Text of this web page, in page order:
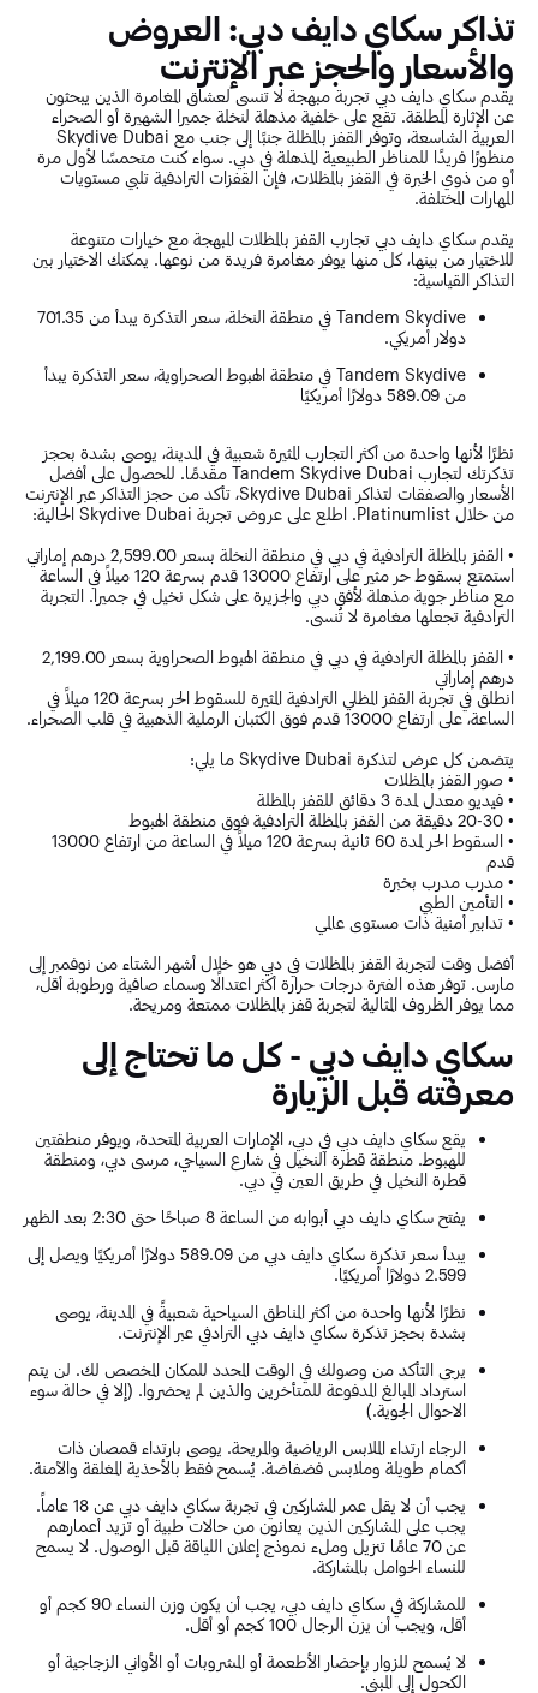
تذاكر سكاي دايف دبي: العروض
والأسعار والحجز عبر الإنترنت
يقدم سكاي دايف دبي تجربة مبهجة لا تنسى لعشاق المغامرة الذين يبحثون
عن الإثارة المطلقة. تقع على خلفية مذهلة لنخلة جميرا الشهيرة أو الصحراء
العربية الشاسعة، وتوفر القفز بالمظلة جنبًا إلى جنب مع Skydive Dubai
منظورًا فريدًا للمناظر الطبيعية المذهلة في دبي. سواء كنت متحمسًا لأول مرة
أو من ذوي الخبرة في القفز بالمظلات، فإن القفزات الترادفية تلبي مستويات
المهارات المختلفة.
يقدم سكاي دايف دبي تجارب القفز بالمظلات المبهجة مع خيارات متنوعة
للاختيار من بينها، كل منها يوفر مغامرة فريدة من نوعها. يمكنك الاختيار بين
التذاكر القياسية:
Tandem Skydive في منطقة النخلة، سعر التذكرة يبدأ من 701.35
دولار أمريكي.
Tandem Skydive في منطقة الهبوط الصحراوية، سعر التذكرة يبدأ
من 589.09 دولارًا أمريكيًا
نظرًا لأنها واحدة من أكثر التجارب المثيرة شعبية في المدينة، يوصى بشدة بحجز
تذكرتك لتجارب Tandem Skydive Dubai مقدمًا. للحصول على أفضل
الأسعار والصفقات لتذاكر Skydive Dubai، تأكد من حجز التذاكر عبر الإنترنت
من خلال Platinumlist. اطلع على عروض تجربة Skydive Dubai الحالية:
• القفز بالمظلة الترادفية في دبي في منطقة النخلة بسعر 2,599.00 درهم إماراتي
استمتع بسقوط حر مثير على ارتفاع 13000 قدم بسرعة 120 ميلاً في الساعة
مع مناظر جوية مذهلة لأفق دبي والجزيرة على شكل نخيل في جميرا. التجربة
الترادفية تجعلها مغامرة لا تُنسى.
• القفز بالمظلة الترادفية في دبي في منطقة الهبوط الصحراوية بسعر 2,199.00
درهم إماراتي
انطلق في تجربة القفز المظلي الترادفية المثيرة للسقوط الحر بسرعة 120 ميلاً في
الساعة، على ارتفاع 13000 قدم فوق الكثبان الرملية الذهبية في قلب الصحراء.
يتضمن كل عرض لتذكرة Skydive Dubai ما يلي:
• صور القفز بالمظلات
• فيديو معدل لمدة 3 دقائق للقفز بالمظلة
• 20-30 دقيقة من القفز بالمظلة الترادفية فوق منطقة الهبوط
• السقوط الحر لمدة 60 ثانية بسرعة 120 ميلاً في الساعة من ارتفاع 13000
قدم
• مدرب مدرب بخبرة
• التأمين الطبي
• تدابير أمنية ذات مستوى عالمي
أفضل وقت لتجربة القفز بالمظلات في دبي هو خلال أشهر الشتاء من نوفمبر إلى
مارس. توفر هذه الفترة درجات حرارة أكثر اعتدالًا وسماء صافية ورطوبة أقل،
مما يوفر الظروف المثالية لتجربة قفز بالمظلات ممتعة ومريحة.
سكاي دايف دبي - كل ما تحتاج إلى
معرفته قبل الزيارة
يقع سكاي دايف دبي في دبي، الإمارات العربية المتحدة، ويوفر منطقتين
للهبوط. منطقة قطرة النخيل في شارع السياحي، مرسى دبي، ومنطقة
قطرة النخيل في طريق العين في دبي.
يفتح سكاي دايف دبي أبوابه من الساعة 8 صباحًا حتى 2:30 بعد الظهر
يبدأ سعر تذكرة سكاي دايف دبي من 589.09 دولارًا أمريكيًا ويصل إلى
2.599 دولارًا أمريكيًا.
نظرًا لأنها واحدة من أكثر المناطق السياحية شعبيةً في المدينة، يوصى
بشدة بحجز تذكرة سكاي دايف دبي الترادفي عبر الإنترنت.
يرجى التأكد من وصولك في الوقت المحدد للمكان المخصص لك. لن يتم
استرداد المبالغ المدفوعة للمتأخرين والذين لم يحضروا. (إلا في حالة سوء
الاحوال الجوية.)
الرجاء ارتداء الملابس الرياضية والمريحة. يوصى بارتداء قمصان ذات
أكمام طويلة وملابس فضفاضة. يُسمح فقط بالأحذية المغلقة والآمنة.
يجب أن لا يقل عمر المشاركين في تجربة سكاي دايف دبي عن 18 عاماً.
يجب على المشاركين الذين يعانون من حالات طبية أو تزيد أعمارهم
عن 70 عامًا تنزيل وملء نموذج إعلان اللياقة قبل الوصول. لا يسمح
للنساء الحوامل بالمشاركة.
للمشاركة في سكاي دايف دبي، يجب أن يكون وزن النساء 90 كجم أو
أقل، ويجب أن يزن الرجال 100 كجم أو أقل.
لا يُسمح للزوار بإحضار الأطعمة أو المشروبات أو الأواني الزجاجية أو
الكحول إلى المبنى.